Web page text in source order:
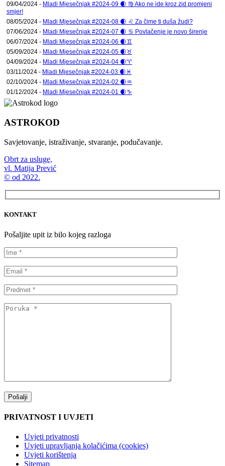
09/04/2024 - Mladi Mjesečnjak #2024-09 🌒 ♍ Ako ne ide kroz zid promjeni
smjer!
08/05/2024 - Mladi Mjesečnjak #2024-08 🌒 ♌ Za čime ti duša žudi?
07/06/2024 - Mladi Mjesečnjak #2024-07 🌒 ♋ Povlačenje je novo širenje
06/07/2024 - Mladi Mjesečnjak #2024-06 🌒♊
05/09/2024 - Mladi Mjesečnjak #2024-05 🌒♉
04/09/2024 - Mladi Mjesečnjak #2024-04 🌒♈
03/11/2024 - Mladi Mjesečnjak #2024-03 🌒♓
02/10/2024 - Mladi Mjesečnjak #2024-02 🌒♒
01/12/2024 - Mladi Mjesečnjak #2024-01 🌒♑
ASTROKOD
Savjetovanje, istraživanje, stvaranje, podučavanje.
Obrt za usluge,
vl. Matija Prević
© od 2022.
KONTAKT
Pošaljite upit iz bilo kojeg razloga
PRIVATNOST I UVJETI
Uvjeti privatnosti
Uvjeti upravljanja kolačićima (cookies)
Uvjeti korištenja
Sitemap